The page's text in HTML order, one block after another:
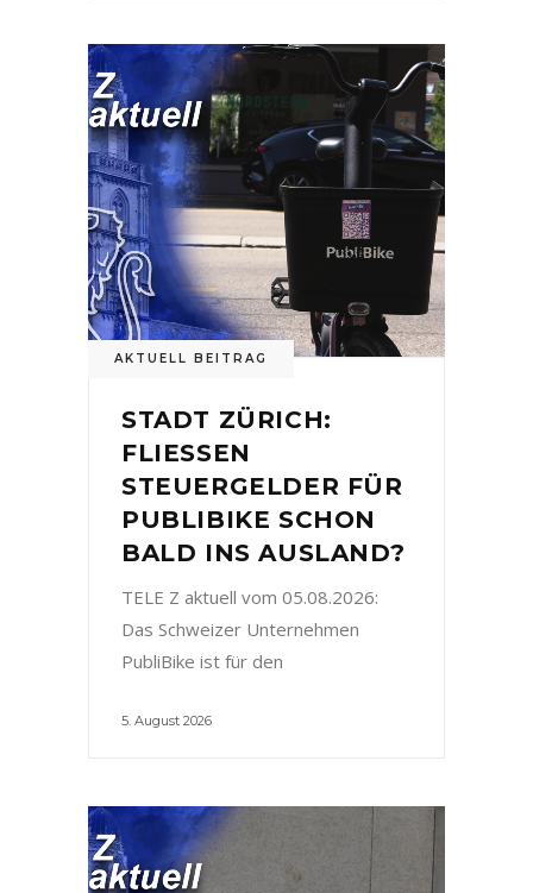
AKTUELL BEITRAG
STADT ZÜRICH:
FLIESSEN
STEUERGELDER FÜR
PUBLIBIKE SCHON
BALD INS AUSLAND?
TELE Z aktuell vom 05.08.2026:
Das Schweizer Unternehmen
PubliBike ist für den
5. August 2026